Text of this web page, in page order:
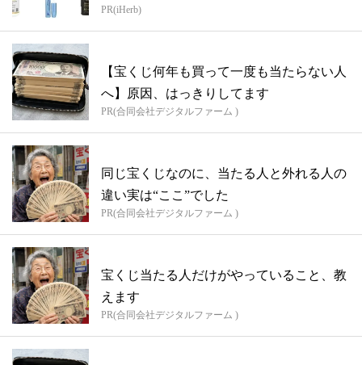
PR(iHerb)
【宝くじ何年も買って一度も当たらない人
へ】原因、はっきりしてます
PR(合同会社デジタルファーム )
同じ宝くじなのに、当たる人と外れる人の
違い実は“ここ”でした
PR(合同会社デジタルファーム )
宝くじ当たる人だけがやっていること、教
えます
PR(合同会社デジタルファーム )